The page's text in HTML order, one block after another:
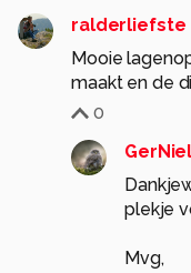
ralderliefste
Mooie
maakt en de
0
plekje
Mvg,